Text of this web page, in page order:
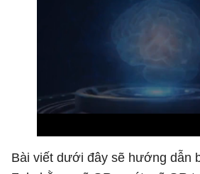
Bài viết dưới đây sẽ hướng dẫn